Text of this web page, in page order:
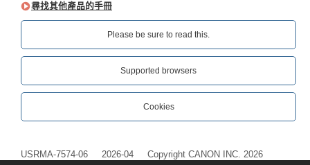
尋找其他產品的手冊
Please be sure to read this.‎
Supported browsers
Cookies
USRMA-7574-06 2026-04 Copyright CANON INC. 2026